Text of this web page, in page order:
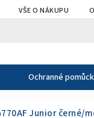
VŠE O NÁKUPU
Ochranné
Junior černé/